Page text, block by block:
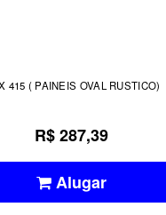
415 ( PAINEIS OVAL RUSTICO)
R$ 287,39
Alugar